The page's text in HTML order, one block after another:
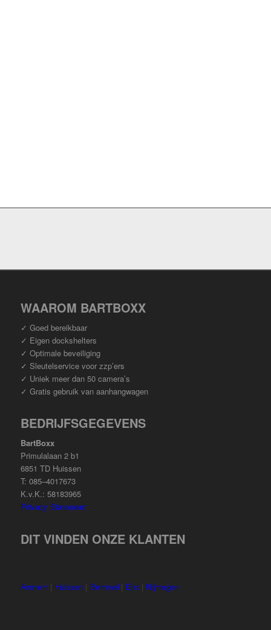
WAAROM BARTBOXX
✓ Goed bereikbaar
✓ Eigen dockshelters
✓ Optimale beveiliging
✓ Sleutelservice voor zzp’ers
✓ Uniek meer dan 50 camera’s
✓ Gratis gebruik van aanhangwagen
BEDRIJFSGEGEVENS
BartBoxx
Primulalaan 2 b1
6851 TD Huissen
T: 085–4017673
K.v.K.: 58183965
Privacy Statement
DIT VINDEN ONZE KLANTEN
Arnhem | Huissen| Bemmel | Elst| Nijmegen